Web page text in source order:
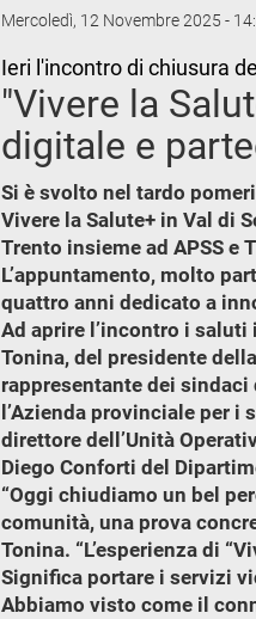
Mercoledì, 12 Novembre 2025 -
Ieri l'incontro di chiusura
"Vivere la
digitale e
Si è svolto nel tardo
Vivere la Salute+ in Val di
Trento insieme ad APSS e
L’appuntamento, molto
quattro anni dedicato a
Ad aprire l’incontro i
Tonina, del presidente
rappresentante dei
l’Azienda provinciale per
direttore dell’Unità
Diego Conforti del
“Oggi chiudiamo un bel
comunità, una prova
Tonina. “L’esperienza di
Significa portare i servizi
Abbiamo visto come il